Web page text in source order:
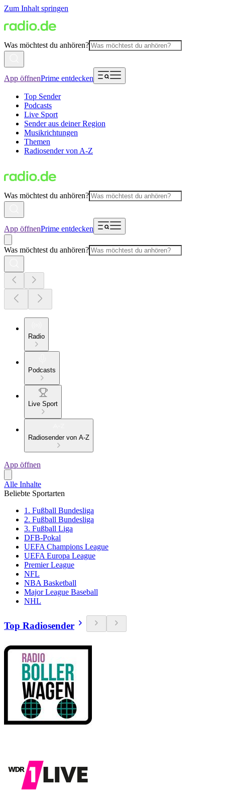
Zum Inhalt springen
Was möchtest du anhören?
App öffnenPrime entdecken
Top Sender
Podcasts
Live Sport
Sender aus deiner Region
Musikrichtungen
Themen
Radiosender von A-Z
Was möchtest du anhören?
App öffnenPrime entdecken
Was möchtest du anhören?
Radio
Podcasts
Live Sport
Radiosender von A-Z
App öffnen
Alle Inhalte
Beliebte Sportarten
1. Fußball Bundesliga
2. Fußball Bundesliga
3. Fußball Liga
DFB-Pokal
UEFA Champions League
UEFA Europa League
Premier League
NFL
NBA Basketball
Major League Baseball
NHL
Top Radiosender